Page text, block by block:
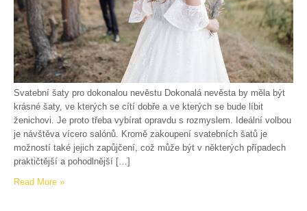
Svatební šaty pro dokonalou nevěstu Dokonalá nevěsta by měla být
krásné šaty, ve kterých se cítí dobře a ve kterých se bude líbit
ženichovi. Je proto třeba vybírat opravdu s rozmyslem. Ideální volbou
je návštěva vícero salónů. Kromě zakoupení svatebních šatů je
možností také jejich zapůjčení, což může být v některých případech
praktičtější a pohodlnější […]
Read More »